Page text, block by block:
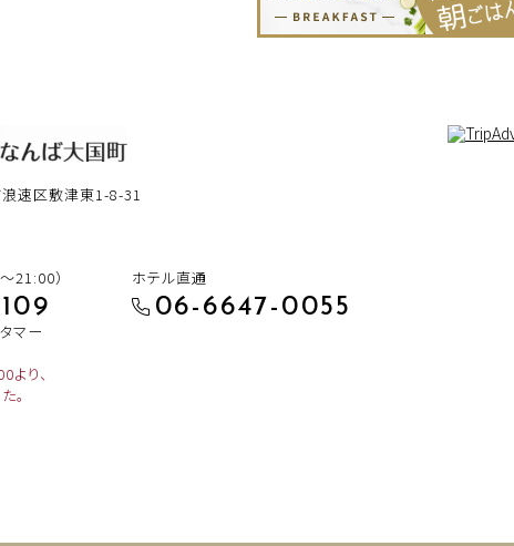
速区敷津東1-8-31
21:00）
マー
り、
。
ホテル直通
06-6647-0055